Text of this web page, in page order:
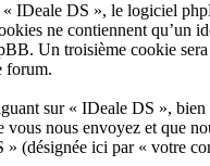
IDeale DS », le logiciel
ne contiennent
Un troisième cookie
forum.
sur « IDeale DS »,
nous envoyez et que
(désignée ici par « votre